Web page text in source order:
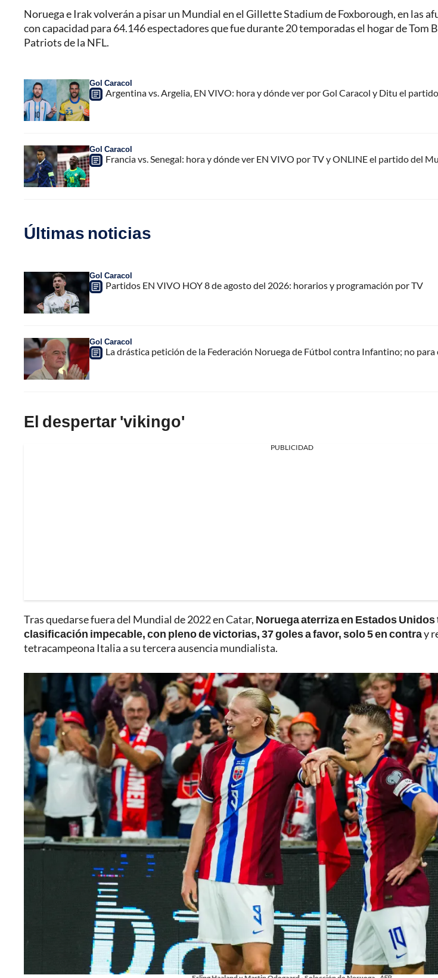
Noruega e Irak volverán a pisar un Mundial en el Gillette Stadium de Foxborough, en las
con capacidad para 64.146 espectadores que fue durante 20 temporadas el hogar de Tom
Patriots de la NFL.
Gol Caracol
Argentina vs. Argelia, EN VIVO: hora y dónde ver por Gol Caracol y Ditu el
Gol Caracol
Francia vs. Senegal: hora y dónde ver EN VIVO por TV y ONLINE el partido del
Últimas noticias
Gol Caracol
Partidos EN VIVO HOY 8 de agosto del 2026: horarios y programación por TV
Gol Caracol
La drástica petición de la Federación Noruega de Fútbol contra Infantino; no para
El despertar 'vikingo'
PUBLICIDAD
Tras quedarse fuera del Mundial de 2022 en Catar, Noruega aterriza en Estados Unidos
clasificación impecable, con pleno de victorias, 37 goles a favor, solo 5 en contray
tetracampeona Italia a su tercera ausencia mundialista.